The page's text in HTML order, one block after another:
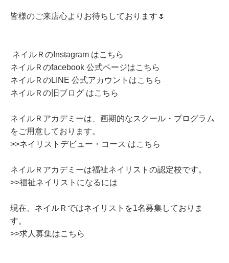
皆様のご来店心よりお待ちしております🌷
ネイルＲのInstagram はこちら
ネイルＲのfacebook 公式ページはこちら
ネイルＲのLINE 公式アカウントはこちら
ネイルＲの旧ブログ はこちら
ネイルＲアカデミーは、画期的なスクール・プログラム
をご用意しております。
>>ネイリストデビュー・コース はこちら
ネイルＲアカデミーは福祉ネイリストの認定校です。
>>福祉ネイリストになるには
現在、ネイルＲではネイリストを1名募集しておりま
す。
>>求人募集はこちら